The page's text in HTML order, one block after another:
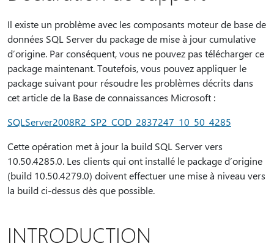
Il existe un problème avec les composants moteur de base de
données SQL Server du package de mise à jour cumulative
d’origine. Par conséquent, vous ne pouvez pas télécharger ce
package maintenant. Toutefois, vous pouvez appliquer le
package suivant pour résoudre les problèmes décrits dans
cet article de la Base de connaissances Microsoft :
SQLServer2008R2_SP2_COD_2837247_10_50_4285
Cette opération met à jour la build SQL Server vers
10.50.4285.0. Les clients qui ont installé le package d’origine
(build 10.50.4279.0) doivent effectuer une mise à niveau vers
la build ci-dessus dès que possible.
INTRODUCTION